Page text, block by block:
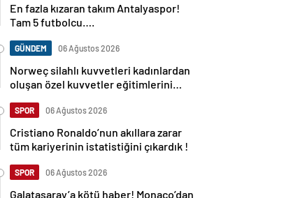
En fazla kızaran takım Antalyaspor!
Tam 5 futbolcu….
GÜNDEM 06 Ağustos 2026
Norweç silahlı kuvvetleri kadınlardan
oluşan özel kuvvetler eğitimlerini
SPOR 06 Ağustos 2026
Cristiano Ronaldo’nun akıllara zarar
tüm kariyerinin istatistiğini çıkardık !
SPOR 06 Ağustos 2026
Galatasaray’a kötü haber! Monaco’dan